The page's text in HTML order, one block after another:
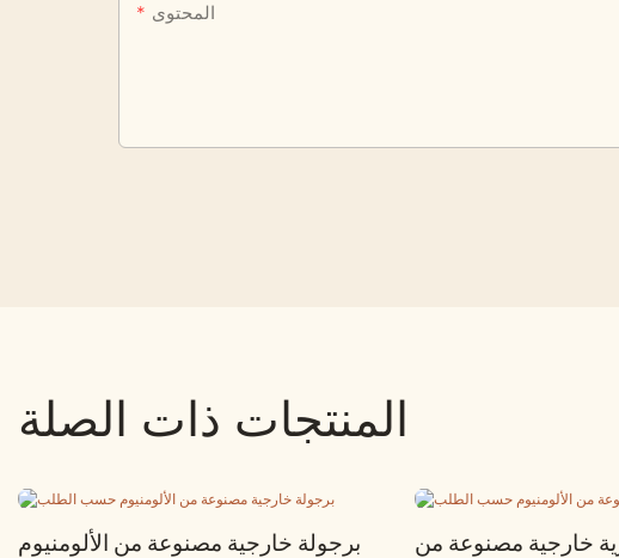
المحتوى
المنتجات ذات الصلة
برجولة خارجية مصنوعة من الألومنيوم
خارجية مصنوعة من